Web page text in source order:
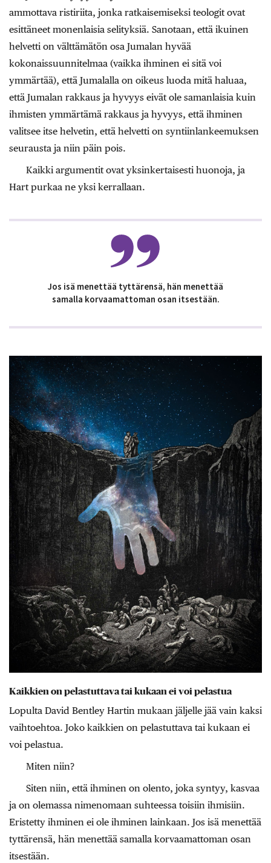
ammottava ristiriita, jonka ratkaisemiseksi teologit ovat
esittäneet monenlaisia selityksiä. Sanotaan, että ikuinen
helvetti on välttämätön osa Jumalan hyvää
kokonaissuunnitelmaa (vaikka ihminen ei sitä voi
ymmärtää), että Jumalalla on oikeus luoda mitä haluaa,
että Jumalan rakkaus ja hyvyys eivät ole samanlaisia kuin
ihmisten ymmärtämä rakkaus ja hyvyys, että ihminen
valitsee itse helvetin, että helvetti on syntiinlankeemuksen
seurausta ja niin päin pois.
Kaikki argumentit ovat yksinkertaisesti huonoja, ja
Hart purkaa ne yksi kerrallaan.
Jos isä menettää tyttärensä, hän menettää
samalla korvaamattoman osan itsestään.
Kaikkien on pelastuttava tai kukaan ei voi pelastua
Lopulta David Bentley Hartin mukaan jäljelle jää vain kaksi
vaihtoehtoa. Joko kaikkien on pelastuttava tai kukaan ei
voi pelastua.
Miten niin?
Siten niin, että ihminen on olento, joka syntyy, kasvaa
ja on olemassa nimenomaan suhteessa toisiin ihmisiin.
Eristetty ihminen ei ole ihminen lainkaan. Jos isä menettää
tyttärensä, hän menettää samalla korvaamattoman osan
itsestään.